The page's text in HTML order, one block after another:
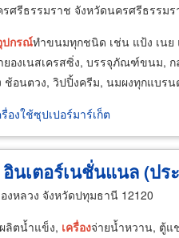
รศรีธรรมราช จังหวัดนครศรีธรรมร
ปกรณ์ทำขนมทุกชนิด เช่น แป้ง เนย
ยองเนสเครสซิ่ง, บรรจุภัณฑ์ขนม,
ช้อนตวง, วิปปิ้งครีม, นมผงทุกแบรน
องใช้ซุปเปอร์มาร์เก็ต
นเตอร์เนชั่นแนล (ปร
งหลวง จังหวัดปทุมธานี 12120
ผลิตน้ำแข็ง, เครื่องจ่ายน้ำหวาน, ตู้แ